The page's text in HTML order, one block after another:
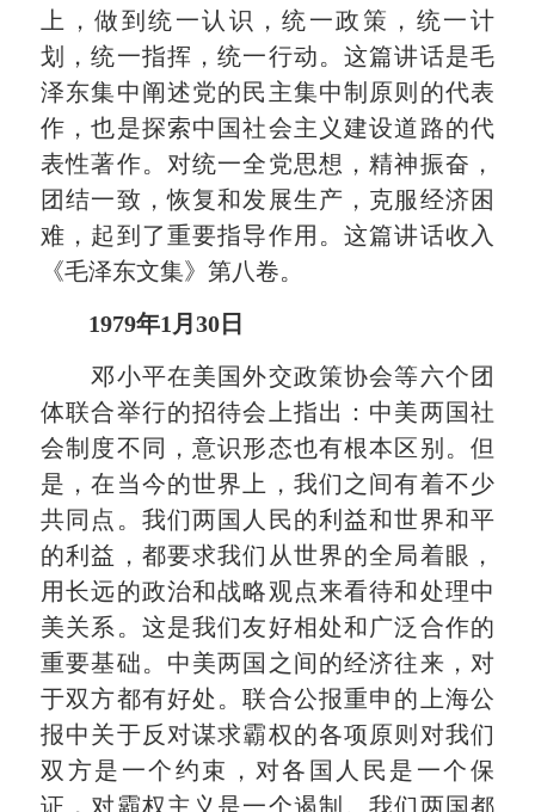
上，做到统一认识，统一政策，统一计
划，统一指挥，统一行动。这篇讲话是毛
泽东集中阐述党的民主集中制原则的代表
作，也是探索中国社会主义建设道路的代
表性著作。对统一全党思想，精神振奋，
团结一致，恢复和发展生产，克服经济困
难，起到了重要指导作用。这篇讲话收入
《毛泽东文集》第八卷。
1979年1月30日
邓小平在美国外交政策协会等六个团
体联合举行的招待会上指出：中美两国社
会制度不同，意识形态也有根本区别。但
是，在当今的世界上，我们之间有着不少
共同点。我们两国人民的利益和世界和平
的利益，都要求我们从世界的全局着眼，
用长远的政治和战略观点来看待和处理中
美关系。这是我们友好相处和广泛合作的
重要基础。中美两国之间的经济往来，对
于双方都有好处。联合公报重申的上海公
报中关于反对谋求霸权的各项原则对我们
双方是一个约束，对各国人民是一个保
证，对霸权主义是一个遏制。我们两国都